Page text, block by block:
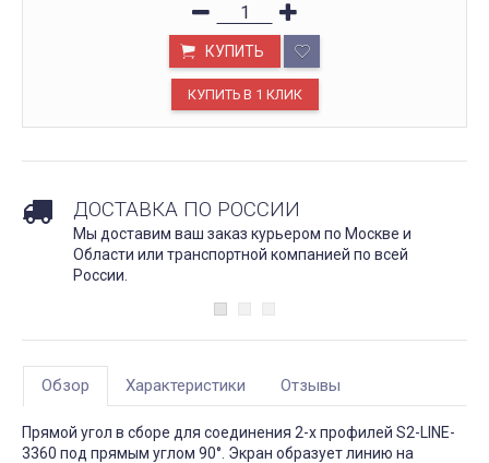
КУПИТЬ
ДОСТАВКА ПО РОССИИ
Мы доставим ваш заказ курьером по Москве и
Области или транспортной компанией по всей
России.
Обзор Характеристики Отзывы
Прямой угол в сборе для соединения 2-х профилей S2-LINE-
3360 под прямым углом 90°. Экран образует линию на